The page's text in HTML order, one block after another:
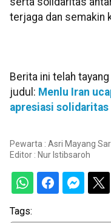
terjaga dan semakin
Berita ini telah
judul: Menlu Iran
apresiasi solidaritas
Pewarta : Asri Mayang
Editor : Nur Istibsaroh
Tags: